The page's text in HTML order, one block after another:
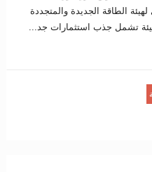
الطاقة الجديدة والمتجددة
تشمل جذب استثمارات جد...